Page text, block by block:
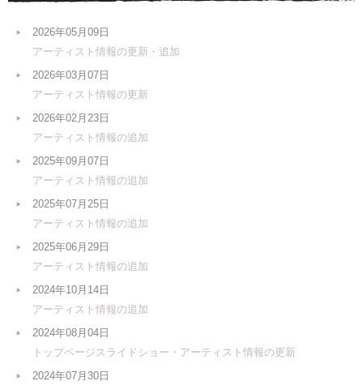
2026年05月09日
アーティスト情報の更新・追加
2026年03月07日
アーティスト情報の更新
2026年02月23日
アーティスト情報の追加
2025年09月07日
アーティスト情報の追加
2025年07月25日
アーティスト情報の追加
2025年06月29日
アーティスト情報の追加
2024年10月14日
アーティスト情報の追加
2024年08月04日
トップページスライドショー・アーティスト情報の更新
2024年07月30日